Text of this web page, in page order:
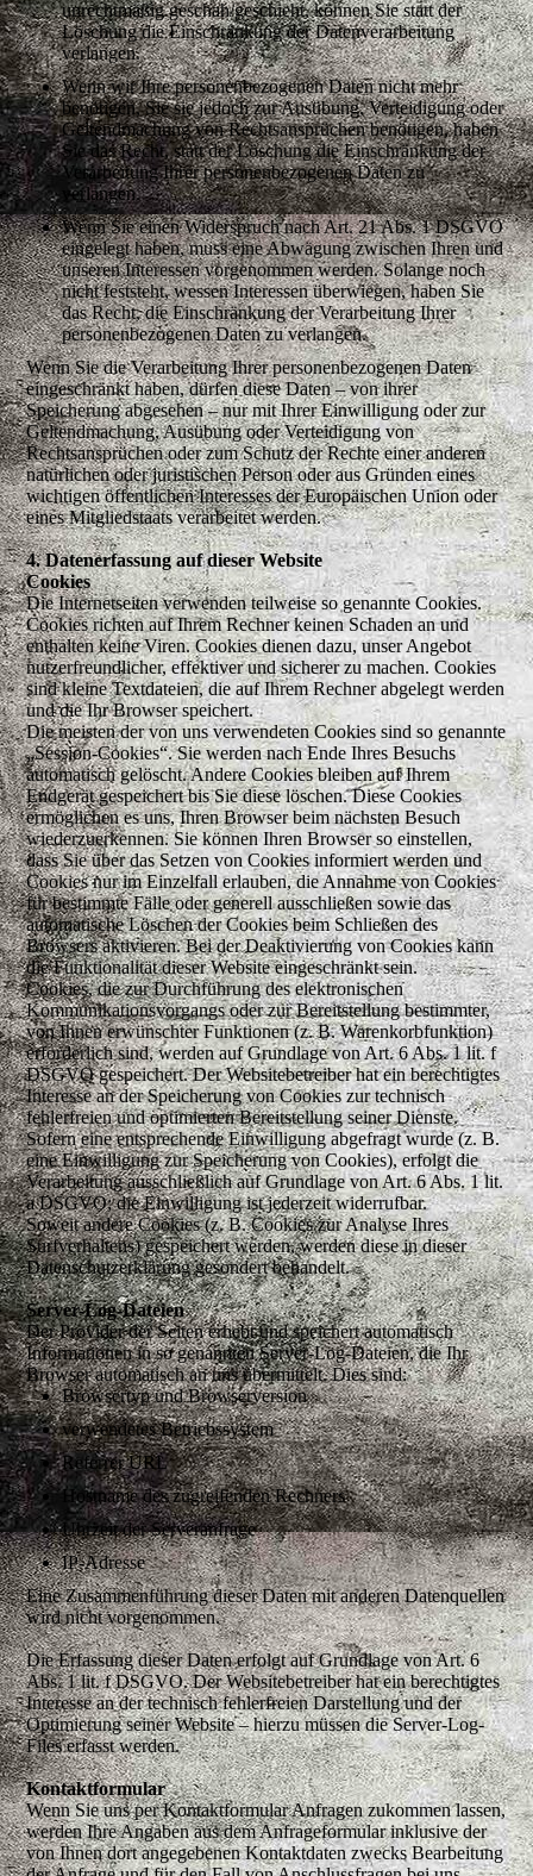
unrechtmäßig geschah/geschieht, können Sie statt der
Löschung die Einschränkung der Datenverarbeitung
verlangen.
Wenn wir Ihre personenbezogenen Daten nicht mehr
benötigen, Sie sie jedoch zur Ausübung, Verteidigung oder
Geltendmachung von Rechtsansprüchen benötigen, haben
Sie das Recht, statt der Löschung die Einschränkung der
Verarbeitung Ihrer personenbezogenen Daten zu
verlangen.
Wenn Sie einen Widerspruch nach Art. 21 Abs. 1 DSGVO
eingelegt haben, muss eine Abwägung zwischen Ihren und
unseren Interessen vorgenommen werden. Solange noch
nicht feststeht, wessen Interessen überwiegen, haben Sie
das Recht, die Einschränkung der Verarbeitung Ihrer
personenbezogenen Daten zu verlangen.
Wenn Sie die Verarbeitung Ihrer personenbezogenen Daten
eingeschränkt haben, dürfen diese Daten – von ihrer
Speicherung abgesehen – nur mit Ihrer Einwilligung oder zur
Geltendmachung, Ausübung oder Verteidigung von
Rechtsansprüchen oder zum Schutz der Rechte einer anderen
natürlichen oder juristischen Person oder aus Gründen eines
wichtigen öffentlichen Interesses der Europäischen Union oder
eines Mitgliedstaats verarbeitet werden.
4. Datener­fassung auf dieser Website
Cookies
Die Internetseiten verwenden teilweise so genannte Cookies.
Cookies richten auf Ihrem Rechner keinen Schaden an und
enthalten keine Viren. Cookies dienen dazu, unser Angebot
nutzerfreundlicher, effektiver und sicherer zu machen. Cookies
sind kleine Textdateien, die auf Ihrem Rechner abgelegt werden
und die Ihr Browser speichert.
Die meisten der von uns verwendeten Cookies sind so genannte
„Session-Cookies“. Sie werden nach Ende Ihres Besuchs
automatisch gelöscht. Andere Cookies bleiben auf Ihrem
Endgerät gespeichert bis Sie diese löschen. Diese Cookies
ermöglichen es uns, Ihren Browser beim nächsten Besuch
wiederzuerkennen. Sie können Ihren Browser so einstellen,
dass Sie über das Setzen von Cookies informiert werden und
Cookies nur im Einzelfall erlauben, die Annahme von Cookies
für bestimmte Fälle oder generell ausschließen sowie das
automatische Löschen der Cookies beim Schließen des
Browsers aktivieren. Bei der Deaktivierung von Cookies kann
die Funktionalität dieser Website eingeschränkt sein.
Cookies, die zur Durchführung des elektronischen
Kommunikationsvorgangs oder zur Bereitstellung bestimmter,
von Ihnen erwünschter Funktionen (z. B. Warenkorbfunktion)
erforderlich sind, werden auf Grundlage von Art. 6 Abs. 1 lit. f
DSGVO gespeichert. Der Websitebetreiber hat ein berechtigtes
Interesse an der Speicherung von Cookies zur technisch
fehlerfreien und optimierten Bereitstellung seiner Dienste.
Sofern eine entsprechende Einwilligung abgefragt wurde (z. B.
eine Einwilligung zur Speicherung von Cookies), erfolgt die
Verarbeitung ausschließlich auf Grundlage von Art. 6 Abs. 1 lit.
a DSGVO; die Einwilligung ist jederzeit widerrufbar.
Soweit andere Cookies (z. B. Cookies zur Analyse Ihres
Surfverhaltens) gespeichert werden, werden diese in dieser
Datenschutzerklärung gesondert behandelt.
Server-Log-Dateien
Der Provider der Seiten erhebt und speichert automatisch
Informationen in so genannten Server-Log-Dateien, die Ihr
Browser automatisch an uns übermittelt. Dies sind:
Browsertyp und Browserversion
verwendetes Betriebssystem
Referrer URL
Hostname des zugreifenden Rechners
Uhrzeit der Serveranfrage
IP-Adresse
Eine Zusammenführung dieser Daten mit anderen Datenquellen
wird nicht vorgenommen.
Die Erfassung dieser Daten erfolgt auf Grundlage von Art. 6
Abs. 1 lit. f DSGVO. Der Websitebetreiber hat ein berechtigtes
Interesse an der technisch fehlerfreien Darstellung und der
Optimierung seiner Website – hierzu müssen die Server-Log-
Files erfasst werden.
Kontaktformular
Wenn Sie uns per Kontaktformular Anfragen zukommen lassen,
werden Ihre Angaben aus dem Anfrageformular inklusive der
von Ihnen dort angegebenen Kontaktdaten zwecks Bearbeitung